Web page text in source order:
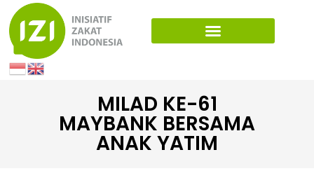
MILAD KE-61
MAYBANK BERSAMA
ANAK YATIM